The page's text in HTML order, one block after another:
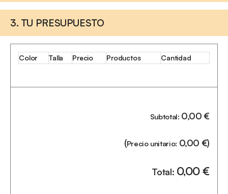
3. TU PRESUPUESTO
Color Talla Precio Productos Cantidad
Subtotal: 0,00€
(Precio unitario: 0,00 €)
Total: 0,00€